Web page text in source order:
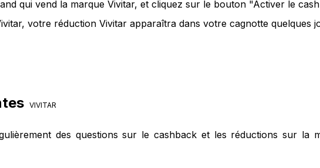
qui vend la marque Vivitar, et cliquez sur le bouton "Activer le
votre réduction Vivitar apparaîtra dans votre cagnotte quelques
VIVITAR
des questions sur le cashback et les réductions sur la